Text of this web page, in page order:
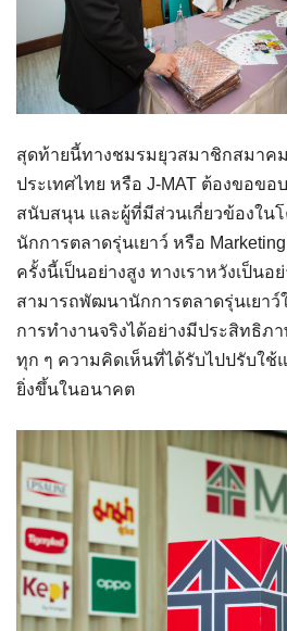
สุดท้ายนี้ทางชมรมยุวสมาชิกสมาค
ประเทศไทย หรือ J-MAT ต้องขอข
สนับสนุน และผู้ที่มีส่วนเกี่ยวข้องใน
นักการตลาดรุ่นเยาว์ หรือ
ครั้งนี้เป็นอย่างสูง ทางเราหวังเป็นอ
สามารถพัฒนานักการตลาดรุ่นเยา
การทำงานจริงได้อย่างมีประสิทธิภ
ทุก ๆ ความคิดเห็นที่ได้รับไปปรับใ
ยิ่งขึ้นในอนาคต